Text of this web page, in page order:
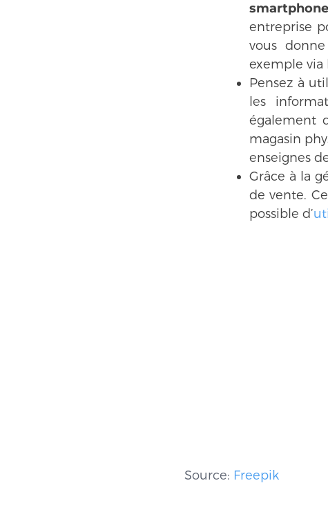
smartphone
entreprise
vous
exemple via
Pensez à
les
également
magasin
enseignes
Grâce à la
de vente.
possible d’
Source: Freepik